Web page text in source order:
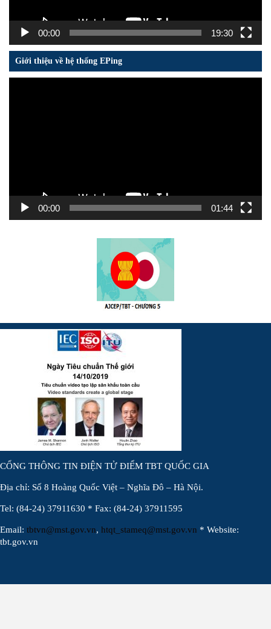
00:00 19:30
Giới thiệu về hệ thống EPing
00:00 01:44
CỔNG THÔNG TIN ĐIỆN TỬ ĐIỂM TBT QUỐC GIA
Địa chỉ: Số 8 Hoàng Quốc Việt – Nghĩa Đô – Hà Nội.
Tel: (84-24) 37911630 * Fax: (84-24) 37911595
Email: tbtvn@mst.gov.vn, htqt_stameq@mst.gov.vn * Website:
tbt.gov.vn